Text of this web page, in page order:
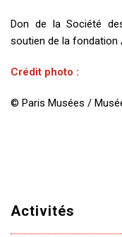
Don de la Société
soutien de la fondation
Crédit photo :
© Paris Musées /
Activités